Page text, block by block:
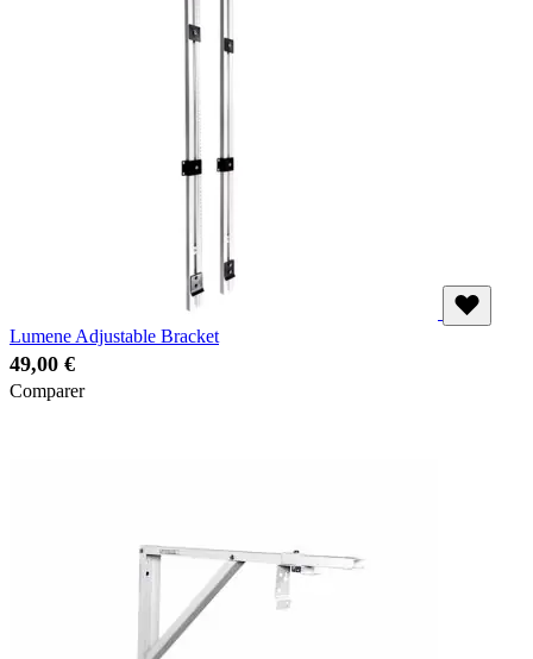
Lumene Adjustable Bracket
49,00 €
Comparer